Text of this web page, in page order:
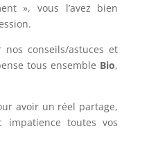
», vous l’avez bien
conseils/astuces et
tous ensemble Bio,
avoir un réel partage,
impatience toutes vos